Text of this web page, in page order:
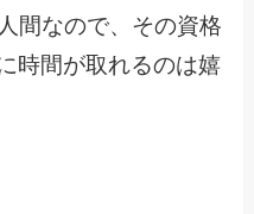
間なので、その資格
時間が取れるのは嬉